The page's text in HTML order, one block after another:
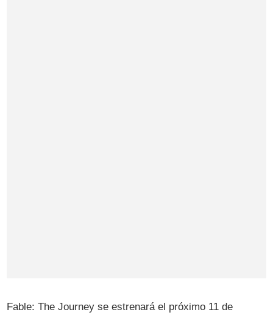
Fable: The Journey se estrenará el próximo 11 de